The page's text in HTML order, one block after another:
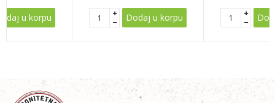
POŠALJI
u korpu Dodaj u korpu